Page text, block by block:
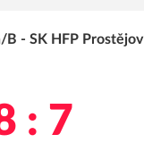
B - SK HFP Prostějov
: 7